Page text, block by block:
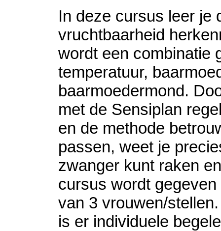
In deze cursus leer je
vruchtbaarheid
wordt een combinatie
temperatuur,
baarmoedermond.
met de Sensiplan
en de methode
passen, weet je
zwanger kunt raken
cursus wordt
van 3 vrouwen/
is er individuele